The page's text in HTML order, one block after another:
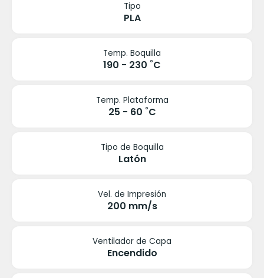
Tipo
PLA
Temp. Boquilla
190 - 230 ˚C
Temp. Plataforma
25 - 60 ˚C
Tipo de Boquilla
Latón
Vel. de Impresión
200 mm/s
Ventilador de Capa
Encendido